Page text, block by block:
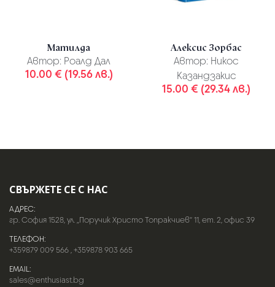
Матилда
Автор: Роалд Дал
10.00 € (19.56 лв.)
Алексис Зорбас
Автор: Никос
Казандзакис
15.00 € (29.34 лв.)
СВЪРЖЕТЕ СЕ С НАС
АДРЕС:
гр. София 1528, ул. „Поручик Христо Топракчиев“ 11, ет. 2, офис 39
ТЕЛЕФОН:
+359879 009 566,+359878 903 665
EMAIL:
sales@enthusiast.bg